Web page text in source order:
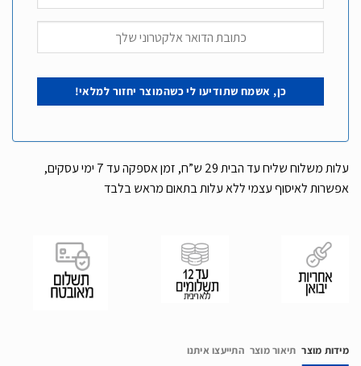
עלות משלוח שליח עד הבית 29 ש”ח, זמן אספקה עד 7 ימי עסקים,
אפשרות לאיסוף עצמי ללא עלות בתאום מראש בלבד
מידות מוצר תיאור מוצר התייעצו איתנו